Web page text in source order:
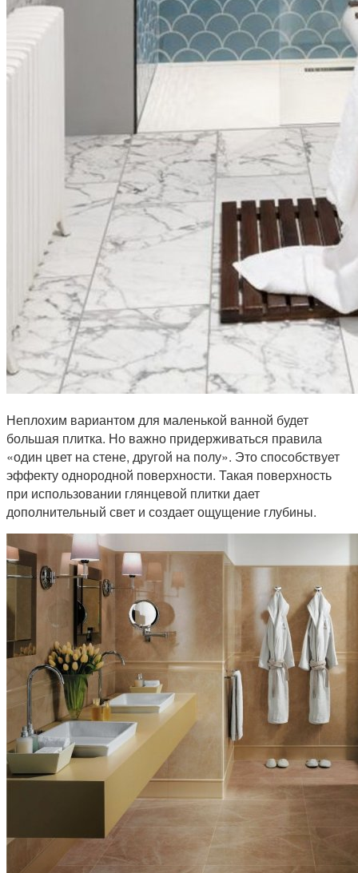
Неплохим вариантом для маленькой ванной будет
большая плитка. Но важно придерживаться правила
«один цвет на стене, другой на полу». Это способствует
эффекту однородной поверхности. Такая поверхность
при использовании глянцевой плитки дает
дополнительный свет и создает ощущение глубины.